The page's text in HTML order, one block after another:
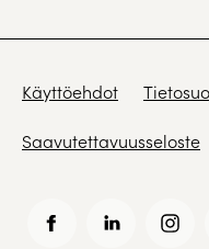
Käyttöehdot
Saavutettavuusseloste